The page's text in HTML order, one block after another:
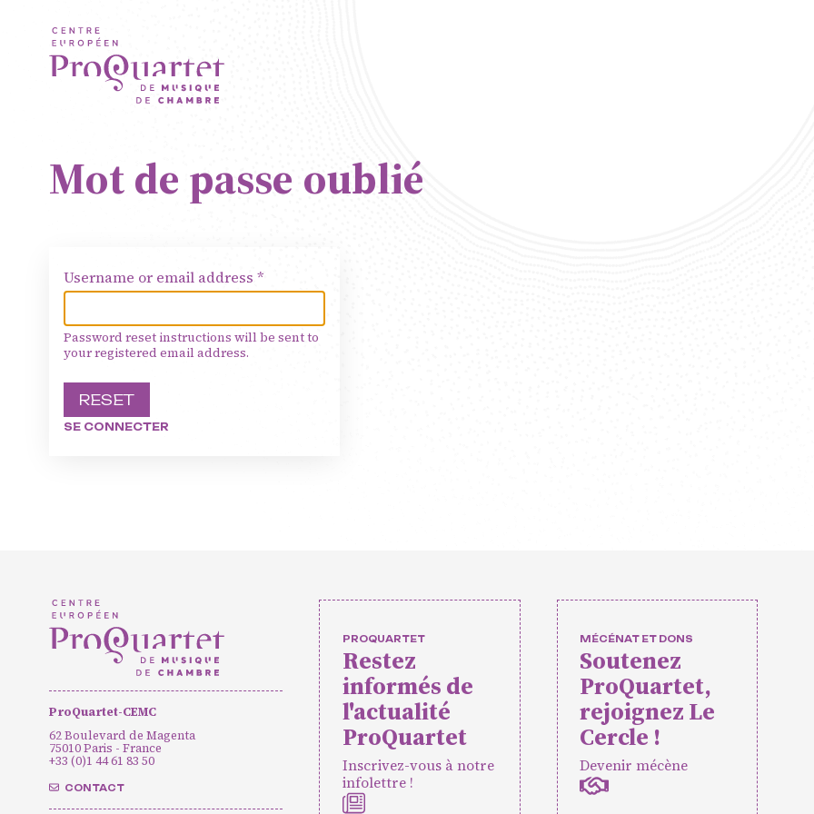
Mot de passe oublié
Username or email address
Password reset instructions will be sent to
your registered email address.
SE CONNECTER
ProQuartet-CEMC
62 Boulevard de Magenta
75010 Paris - France
+33 (0)1 44 61 83 50
CONTACT
PROQUARTET
Restez
informés de
l'actualité
ProQuartet
Inscrivez-vous à notre
infolettre !
MÉCÉNAT ET DONS
Soutenez
ProQuartet,
rejoignez Le
Cercle !
Devenir mécène
ProQuartet - Centre Européen
Musique de Chambre
Résidence jeunes interprètes
Formation professionnelle et
masterclasses
Concerts et événements
Pratiques amateurs
Agenda Actualités Soutenir ProQuartet Vidéos des masterclasses